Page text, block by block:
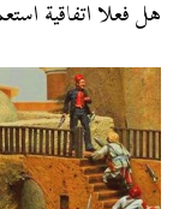
هل فعلا اتفاقية استعمارية 2.